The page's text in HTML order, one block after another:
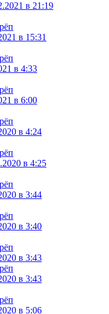
в 21:19
в 15:31
в 4:33
в 6:00
в 4:24
в 4:25
в 3:44
в 3:40
в 3:43
в 3:43
в 5:06